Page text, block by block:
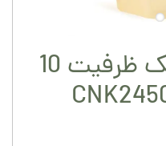
گالن تاشو نیچرهایک ظرفیت 10